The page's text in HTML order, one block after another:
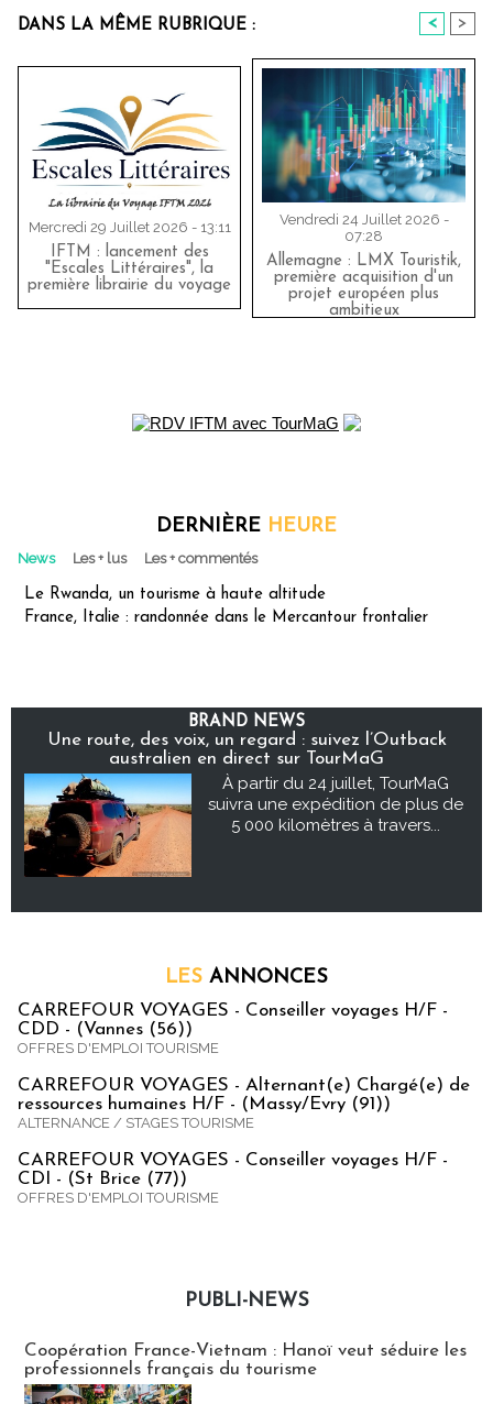
DANS LA MÊME RUBRIQUE : < >
Mercredi 29 Juillet 2026 - 13:11
IFTM : lancement des
"Escales Littéraires", la
première librairie du voyage
Vendredi 24 Juillet 2026 -
07:28
Allemagne : LMX Touristik,
première acquisition d'un
projet européen plus
ambitieux
DERNIÈRE HEURE
News Les + lus Les + commentés
Le Rwanda, un tourisme à haute altitude
France, Italie : randonnée dans le Mercantour frontalier
BRAND NEWS
Une route, des voix, un regard : suivez l’Outback
australien en direct sur TourMaG
À partir du 24 juillet, TourMaG
suivra une expédition de plus de
5 000 kilomètres à travers...
LES ANNONCES
CARREFOUR VOYAGES - Conseiller voyages H/F -
CDD - (Vannes (56))
OFFRES D'EMPLOI TOURISME
CARREFOUR VOYAGES - Alternant(e) Chargé(e) de
ressources humaines H/F - (Massy/Evry (91))
ALTERNANCE / STAGES TOURISME
CARREFOUR VOYAGES - Conseiller voyages H/F -
CDI - (St Brice (77))
OFFRES D'EMPLOI TOURISME
PUBLI-NEWS
Coopération France-Vietnam : Hanoï veut séduire les
professionnels français du tourisme